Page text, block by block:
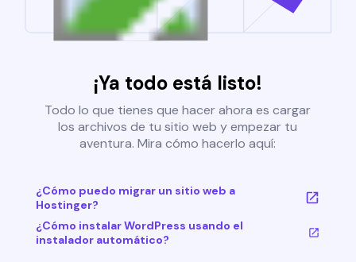
¡Ya todo está listo!
Todo lo que tienes que hacer ahora es cargar
los archivos de tu sitio web y empezar tu
aventura. Mira cómo hacerlo aquí:
¿Cómo puedo migrar un sitio web a
Hostinger?
¿Cómo instalar WordPress usando el
instalador automático?